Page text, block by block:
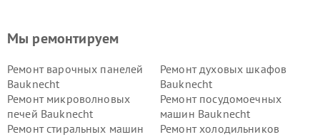
Мы ремонтируем
Ремонт варочных панелей
Bauknecht
Ремонт духовых шкафов
Bauknecht
Ремонт микроволновых
печей Bauknecht
Ремонт посудомоечных
машин Bauknecht
Ремонт стиральных машин
Ремонт холодильников